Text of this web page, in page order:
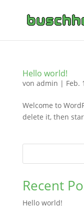
Hello world!
von admin | Feb.
Welcome to
delete it, then
Recent
Hello world!